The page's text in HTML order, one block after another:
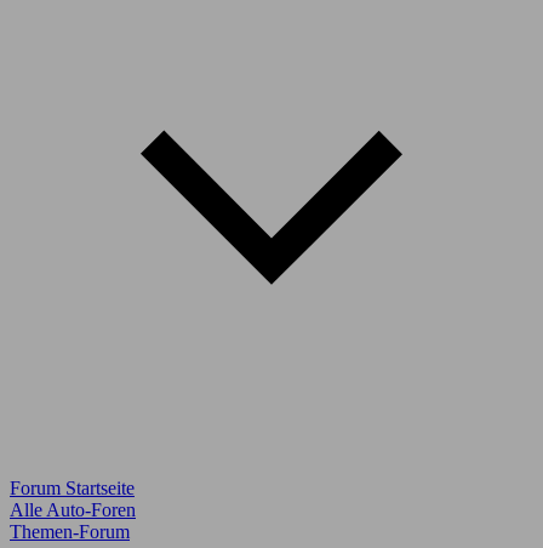
Forum Startseite
Alle Auto-Foren
Themen-Forum